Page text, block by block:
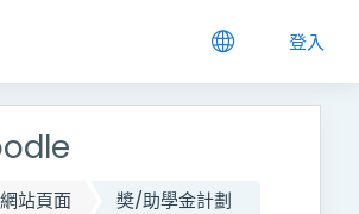
登入
網站頁面
奬/助學金計劃